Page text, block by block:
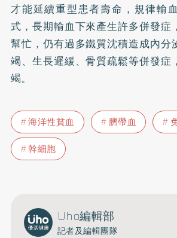
才能延續重型患者壽命，規律輸
式，長期輸血下來產生許多併發症
幫忙，仍有過多鐵質沈積造成內分
竭、生長遲緩、骨質疏鬆等併發症
竭。
海洋性貧血 臍帶血
幹細胞
Uho編輯部
記者及編輯團隊